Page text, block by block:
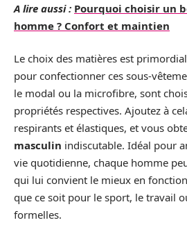
A lire aussi : Pourquoi choisir un
homme ? Confort et maintien
Le choix des matières est
pour confectionner ces sous-
le modal ou la microfibre, sont
propriétés respectives. Ajoutez à
respirants et élastiques, et vous
masculin indiscutable. Idéal pour
vie quotidienne, chaque homme
qui lui convient le mieux en
que ce soit pour le sport, le travail
formelles.